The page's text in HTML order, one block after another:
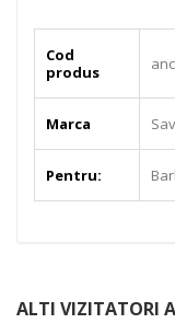
Cod
produs
Marca
Pentru:
ALTI VIZITATORI